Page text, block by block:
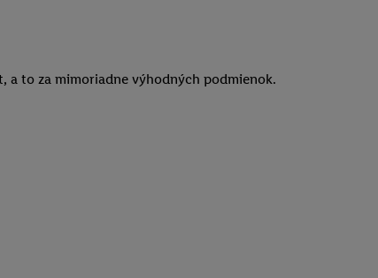
to za mimoriadne výhodných podmienok.